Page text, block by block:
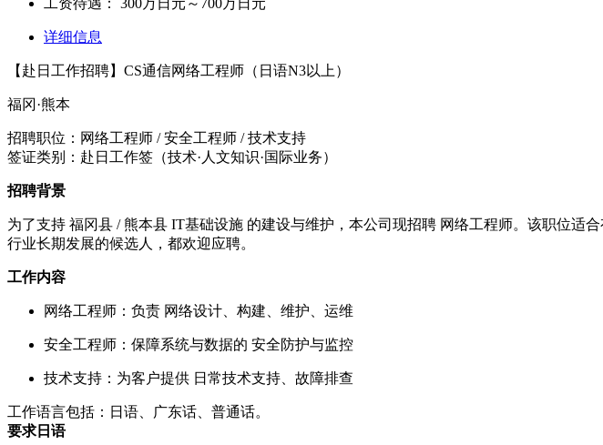
详细信息
【赴日工作招聘】CS通信网络工程师（日语N3以上）
福冈·熊本
招聘职位：网络工程师 / 安全工程师 / 技术支持
签证类别：赴日工作签（技术·人文知识·国际业务）
招聘背景
为了支持 福冈县 / 熊本县 IT基础设施 的建设与维护，本公司现招聘 网络工程师。该职位
行业长期发展的候选人，都欢迎应聘。
工作内容
网络工程师：负责 网络设计、构建、维护、运维
安全工程师：保障系统与数据的 安全防护与监控
技术支持：为客户提供 日常技术支持、故障排查
工作语言包括：日语、广东话、普通话。
要求日语